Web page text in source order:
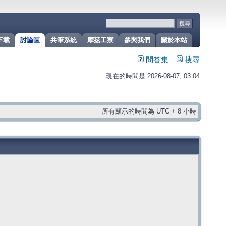
關於本站
參與我們
摩茲工寮
共筆系統
討論區
載
問答集 搜尋
現在的時間是 2026-08-07, 03:04
所有顯示的時間為 UTC + 8 小時